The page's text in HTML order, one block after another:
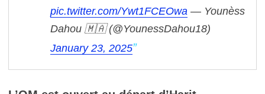
pic.twitter.com/Ywt1FCEOwa — Younèss
Dahou 🇲🇦 (@YounessDahou18)
January 23, 2025